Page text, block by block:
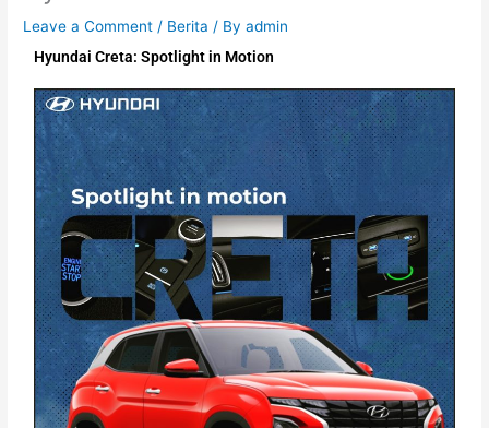
Leave a Comment / Berita / Byadmin
Hyundai Creta: Spotlight in Motion